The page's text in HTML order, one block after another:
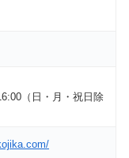
（日・月・祝日除